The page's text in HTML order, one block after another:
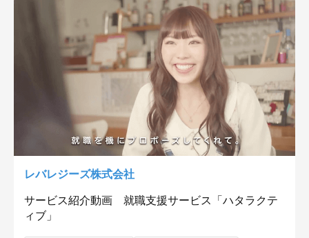
レバレジーズ株式会社
サービス紹介動画 就職支援サービス「ハタラクテ
ィブ」